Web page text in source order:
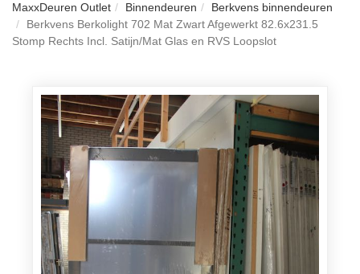
MaxxDeuren Outlet Binnendeuren
Berkvens binnendeuren
Berkvens Berkolight 702 Mat Zwart Afgewerkt 82.6x231.5
Stomp Rechts Incl. Satijn/Mat Glas en RVS Loopslot